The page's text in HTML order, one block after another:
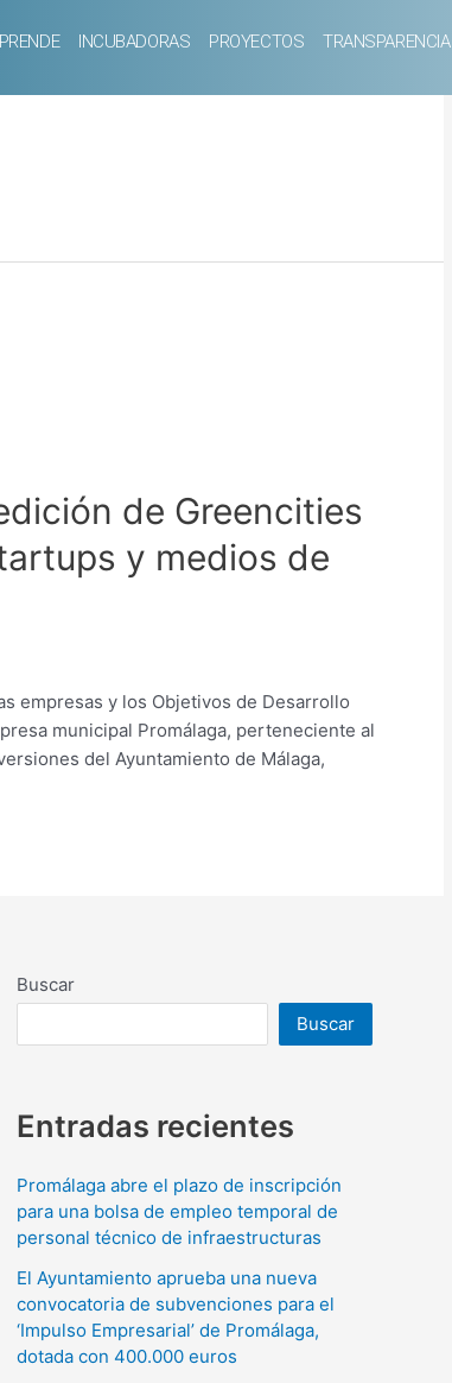
INCUBADORAS PROYECTOS TRANSPARENCIA
de Greencities
y medios de
empresas y los Objetivos de Desarrollo
municipal Promálaga, perteneciente al
del Ayuntamiento de Málaga,
Buscar
Buscar
Entradas recientes
Promálaga abre el plazo de inscripción
para una bolsa de empleo temporal de
personal técnico de infraestructuras
El Ayuntamiento aprueba una nueva
convocatoria de subvenciones para el
‘Impulso Empresarial’ de Promálaga,
dotada con 400.000 euros